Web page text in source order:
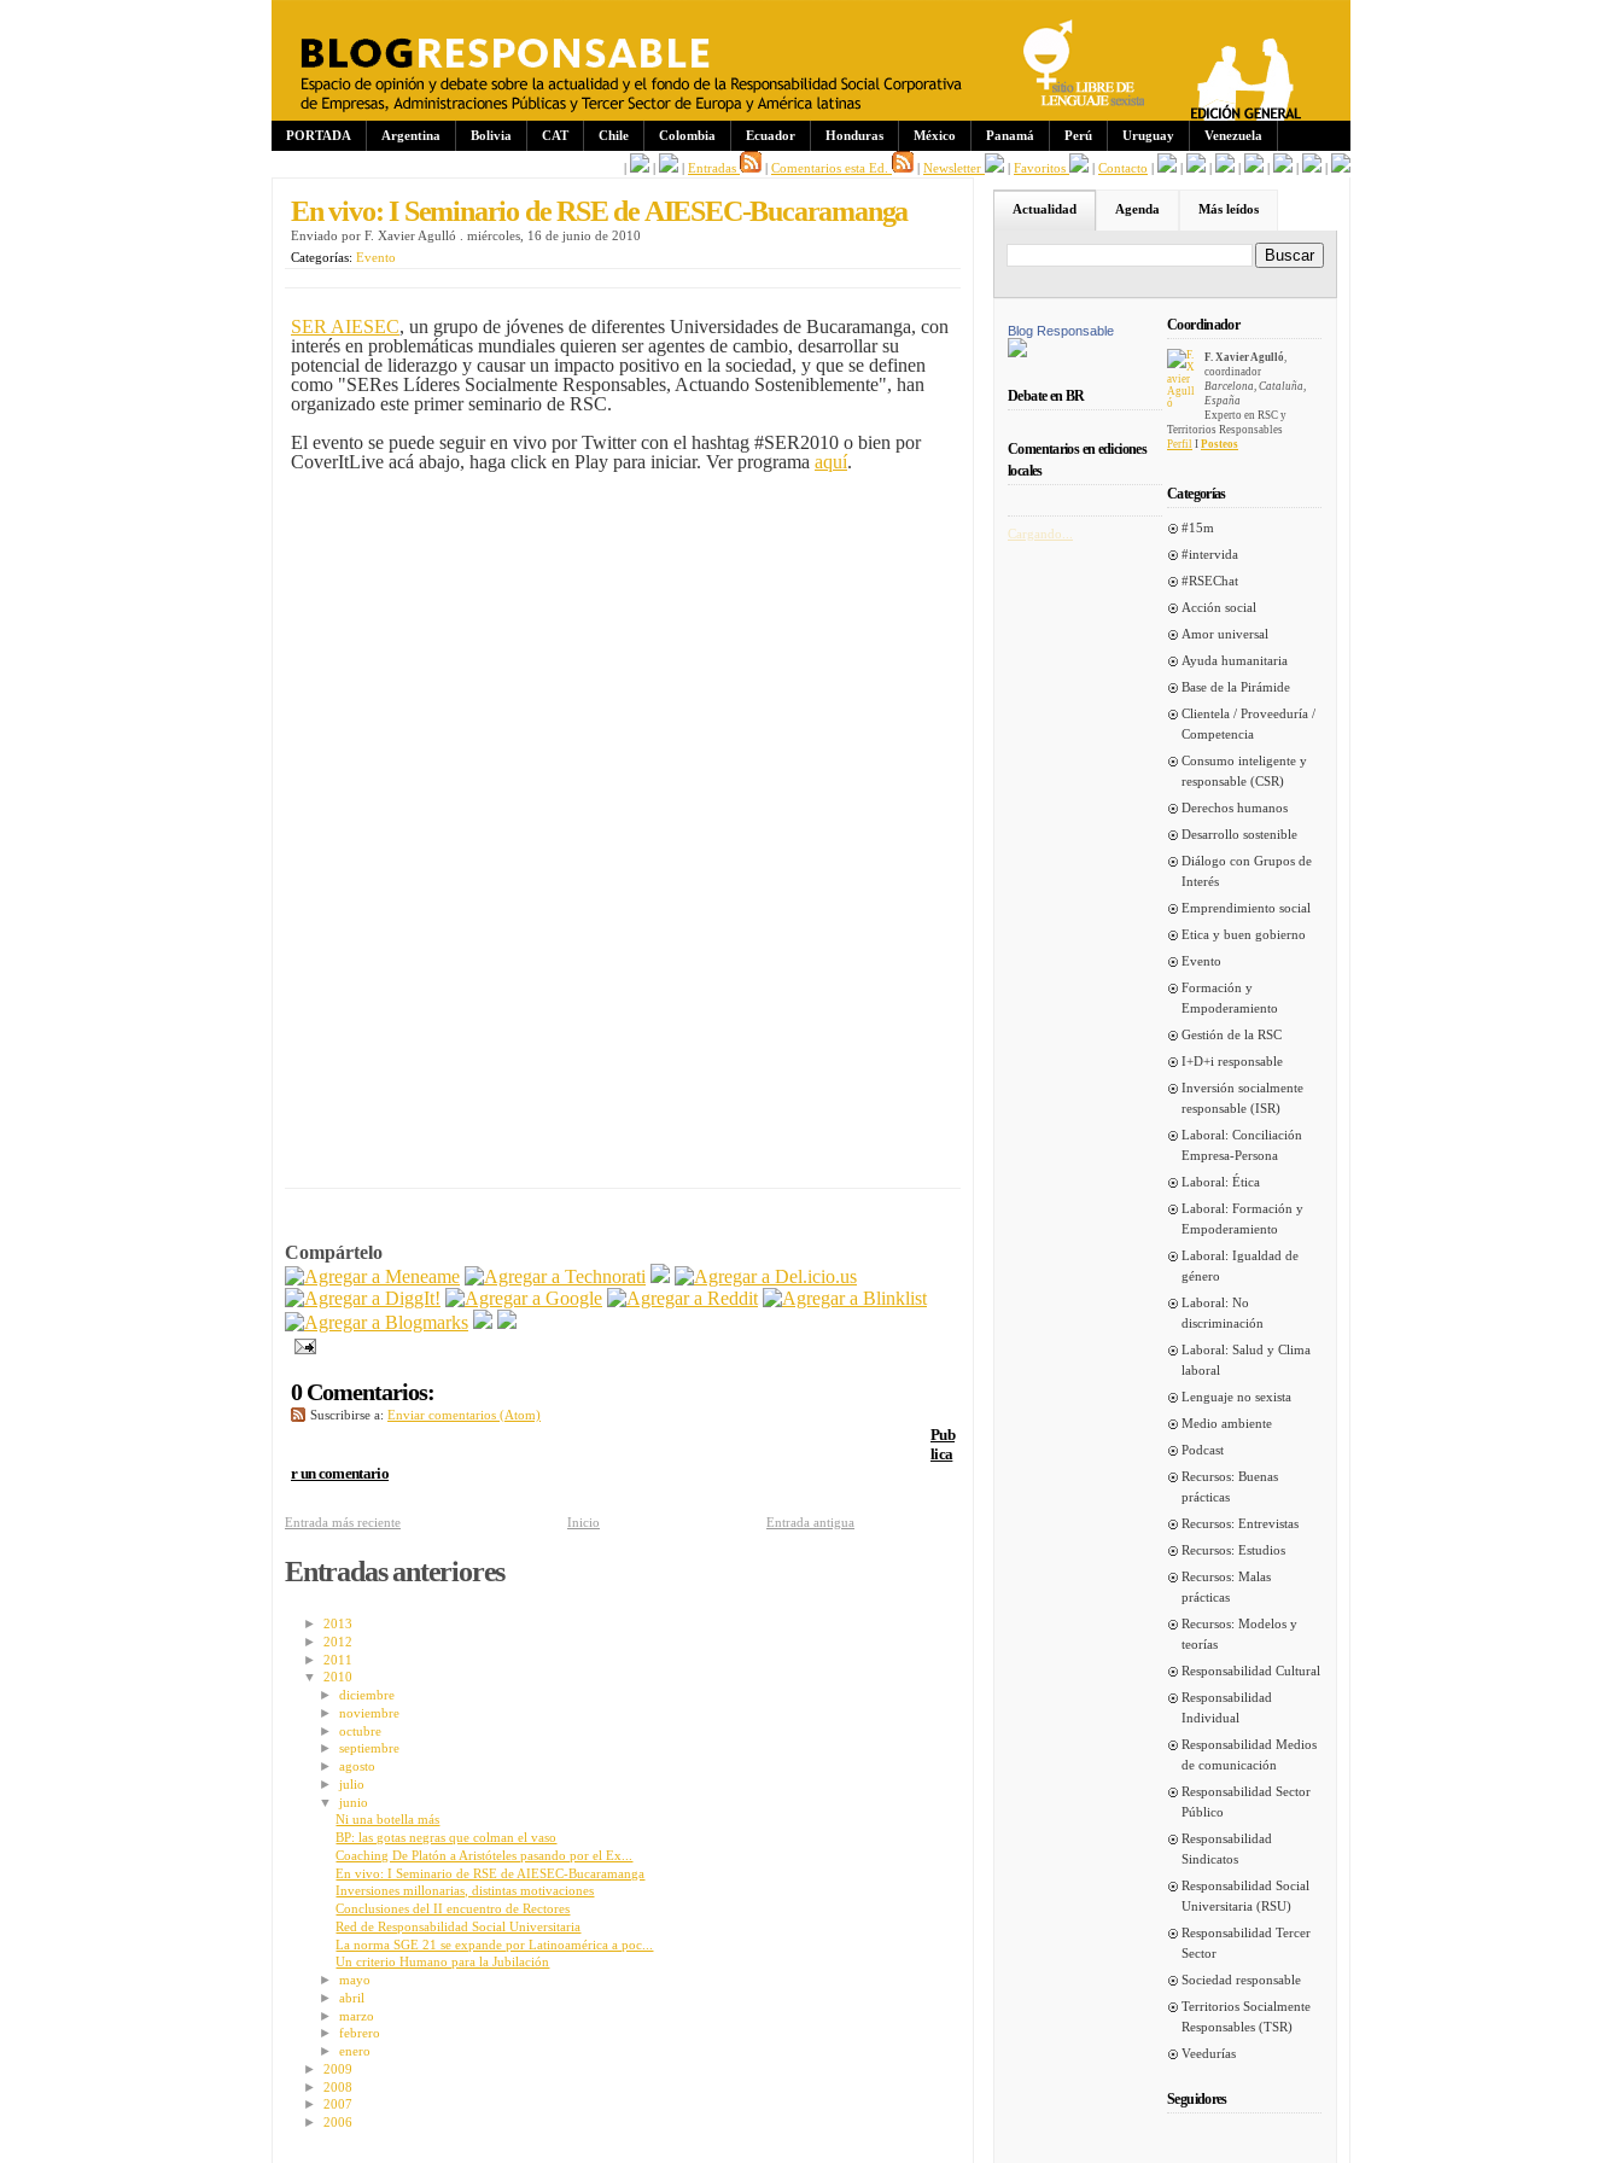
PORTADA Argentina Bolivia CAT Chile Colombia Ecuador Honduras México Panamá Perú Uruguay Venezuela
| | | Entradas | Comentarios esta Ed. | Newsletter | Favoritos | Contacto | | | | | | |
En vivo: I Seminario de RSE de AIESEC-Bucaramanga
Enviado por F. Xavier Agulló
miércoles, 16 de junio de 2010
Categorías: Evento
SER AIESEC, un grupo de jóvenes de diferentes Universidades de Bucaramanga, con
interés en problemáticas mundiales quieren ser agentes de cambio, desarrollar su
potencial de liderazgo y causar un impacto positivo en la sociedad, y que se definen
como "SERes Líderes Socialmente Responsables, Actuando Sosteniblemente", han
organizado este primer seminario de RSC.
El evento se puede seguir en vivo por Twitter con el hashtag #SER2010 o bien por
CoverItLive acá abajo, haga click en Play para iniciar. Ver programa aquí.
Compártelo
0 Comentarios:
Suscribirse a: Enviar comentarios (Atom)
Pub
lica
r un comentario
Entrada más reciente Entrada antigua
Inicio
Entradas anteriores
► 2013
► 2012
► 2011
▼ 2010
►diciembre
►noviembre
►octubre
►septiembre
►agosto
►julio
▼junio
Ni una botella más
BP: las gotas negras que colman el vaso
Coaching De Platón a Aristóteles pasando por el Ex...
En vivo: I Seminario de RSE de AIESEC-Bucaramanga
Inversiones millonarias, distintas motivaciones
Conclusiones del II encuentro de Rectores
Red de Responsabilidad Social Universitaria
La norma SGE 21 se expande por Latinoamérica a poc...
Un criterio Humano para la Jubilación
►mayo
►abril
►marzo
►febrero
►enero
► 2009
► 2008
► 2007
► 2006
Actualidad Agenda Más leídos
Blog Responsable
Debate en BR
Comentarios en ediciones
locales
Cargando...
Coordinador
F. Xavier Agulló,
coordinador
Barcelona, Cataluña,
España
Experto en RSC y
Territorios Responsables
Perfil I Posteos
Categorías
#15m
#intervida
#RSEChat
Acción social
Amor universal
Ayuda humanitaria
Base de la Pirámide
Clientela / Proveeduría /
Competencia
Consumo inteligente y
responsable (CSR)
Derechos humanos
Desarrollo sostenible
Diálogo con Grupos de
Interés
Emprendimiento social
Etica y buen gobierno
Evento
Formación y
Empoderamiento
Gestión de la RSC
I+D+i responsable
Inversión socialmente
responsable (ISR)
Laboral: Conciliación
Empresa-Persona
Laboral: Ética
Laboral: Formación y
Empoderamiento
Laboral: Igualdad de
género
Laboral: No
discriminación
Laboral: Salud y Clima
laboral
Lenguaje no sexista
Medio ambiente
Podcast
Recursos: Buenas
prácticas
Recursos: Entrevistas
Recursos: Estudios
Recursos: Malas
prácticas
Recursos: Modelos y
teorías
Responsabilidad Cultural
Responsabilidad
Individual
Responsabilidad Medios
de comunicación
Responsabilidad Sector
Público
Responsabilidad
Sindicatos
Responsabilidad Social
Universitaria (RSU)
Responsabilidad Tercer
Sector
Sociedad responsable
Territorios Socialmente
Responsables (TSR)
Veedurías
Seguidores